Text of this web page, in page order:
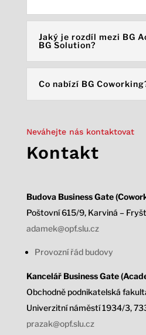
Jaký je rozdíl mezi BG
BG Solution?
Co nabízí BG
Neváhejte nás kontaktovat
Kontakt
Budova Business Gate
Poštovní 615/9, Karviná –
adamek@opf.slu.cz
Provozní řád budovy
Kancelář Business Gate
Obchodně podnikatelská
Univerzitní náměstí 1934/3,
prazak@opf.slu.cz